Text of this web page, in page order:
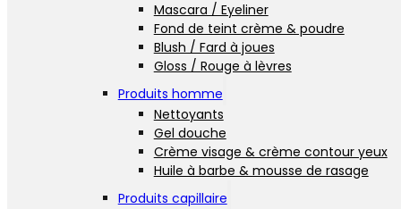
Mascara / Eyeliner
Fond de teint crème & poudre
Blush / Fard à joues
Gloss / Rouge à lèvres
Produits homme
Nettoyants
Gel douche
Crème visage & crème contour yeux
Huile à barbe & mousse de rasage
Produits capillaire